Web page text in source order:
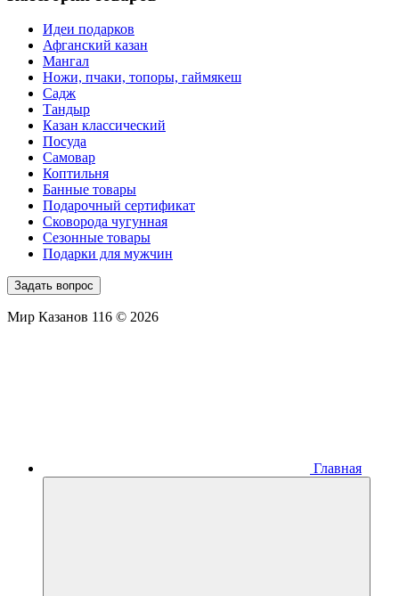
Идеи подарков
Афганский казан
Мангал
Ножи, пчаки, топоры, гаймякеш
Садж
Тандыр
Казан классический
Посуда
Самовар
Коптильня
Банные товары
Подарочный сертификат
Сковорода чугунная
Сезонные товары
Подарки для мужчин
Задать вопрос
Мир Казанов 116 © 2026
Главная